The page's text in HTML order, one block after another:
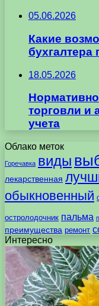
05.06.2026
Какие
бухгалтера
18.05.2026
торговли и
учета
Облако меток
Горечавка виды
лекарственная
обыкновенный
остролодочник пальма
преимущества ремонт
Интересно